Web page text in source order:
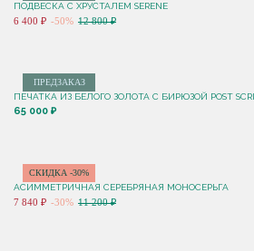
ПОДВЕСКА С ХРУСТАЛЕМ SERENE
6 400 ₽ -50% 12 800 ₽
ПРЕДЗАКАЗ
ПЕЧАТКА ИЗ БЕЛОГО ЗОЛОТА С БИРЮЗОЙ POST
65 000 ₽
СКИДКА -30%
АСИММЕТРИЧНАЯ СЕРЕБРЯНАЯ МОНОСЕРЬГА
7 840 ₽ -30% 11 200 ₽